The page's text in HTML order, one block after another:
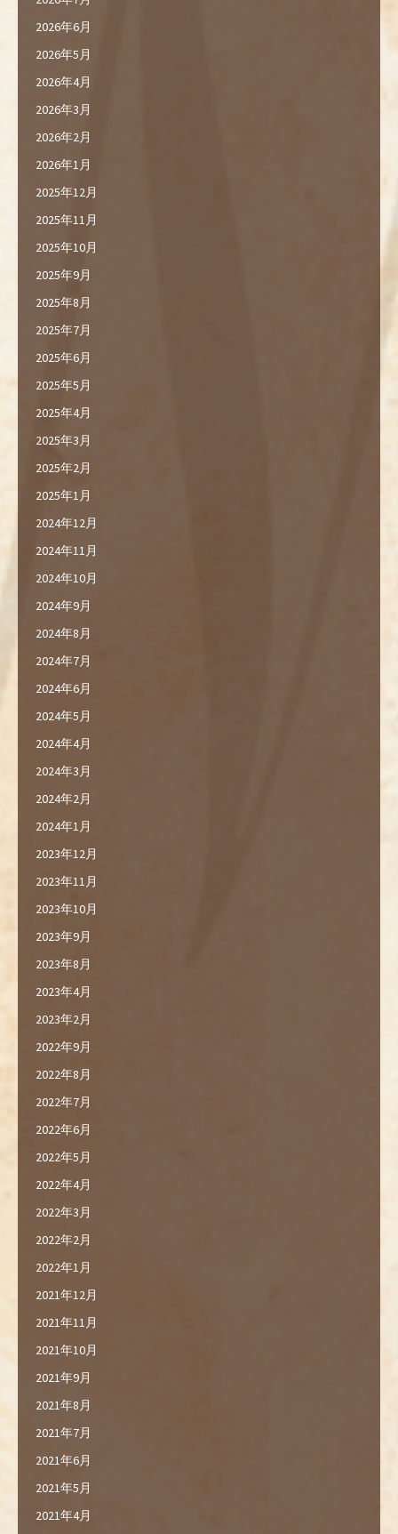
2026年6月
2026年5月
2026年4月
2026年3月
2026年2月
2026年1月
2025年12月
2025年11月
2025年10月
2025年9月
2025年8月
2025年7月
2025年6月
2025年5月
2025年4月
2025年3月
2025年2月
2025年1月
2024年12月
2024年11月
2024年10月
2024年9月
2024年8月
2024年7月
2024年6月
2024年5月
2024年4月
2024年3月
2024年2月
2024年1月
2023年12月
2023年11月
2023年10月
2023年9月
2023年8月
2023年4月
2023年2月
2022年9月
2022年8月
2022年7月
2022年6月
2022年5月
2022年4月
2022年3月
2022年2月
2022年1月
2021年12月
2021年11月
2021年10月
2021年9月
2021年8月
2021年7月
2021年6月
2021年5月
2021年4月